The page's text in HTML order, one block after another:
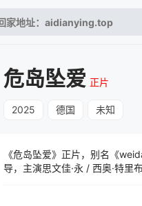
危岛坠爱 正片
2025 德国 未知
《危岛坠爱》正片，别名《
导，主演思文佳·永 / 西奥·特里